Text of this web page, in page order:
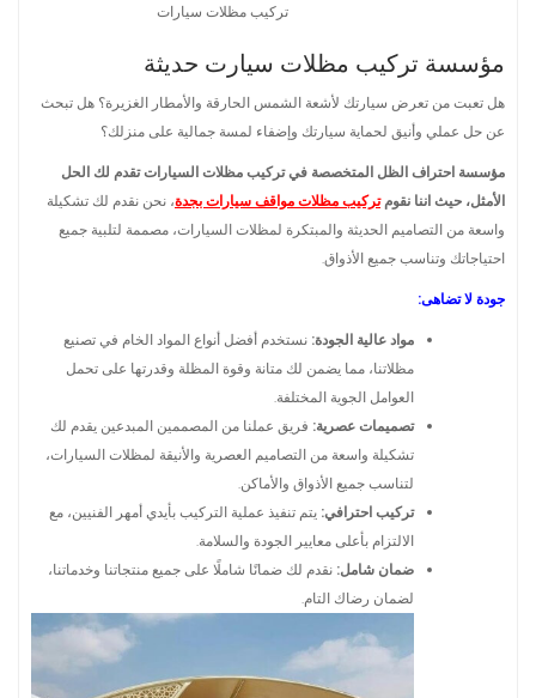
تركيب مظلات سيارات
مؤسسة تركيب مظلات سيارت حديثة
هل تعبت من تعرض سيارتك لأشعة الشمس الحارقة والأمطار الغزيرة؟ هل تبحث
عن حل عملي وأنيق لحماية سيارتك وإضفاء لمسة جمالية على منزلك؟
مؤسسة احتراف الظل المتخصصة في تركيب مظلات السيارات تقدم لك الحل
الأمثل، حيث اننا نقومتركيب مظلات مواقف سيارات بجدة، نحن نقدم لك تشكيلة
واسعة من التصاميم الحديثة والمبتكرة لمظلات السيارات، مصممة لتلبية جميع
احتياجاتك وتناسب جميع الأذواق.
جودة لا تضاهى:
مواد عالية الجودة: نستخدم أفضل أنواع المواد الخام في تصنيع
مظلاتنا، مما يضمن لك متانة وقوة المظلة وقدرتها على تحمل
العوامل الجوية المختلفة.
تصميمات عصرية: فريق عملنا من المصممين المبدعين يقدم لك
تشكيلة واسعة من التصاميم العصرية والأنيقة لمظلات السيارات،
لتناسب جميع الأذواق والأماكن.
تركيب احترافي: يتم تنفيذ عملية التركيب بأيدي أمهر الفنيين، مع
الالتزام بأعلى معايير الجودة والسلامة.
ضمان شامل: نقدم لك ضمانًا شاملًا على جميع منتجاتنا وخدماتنا،
لضمان رضاك التام.